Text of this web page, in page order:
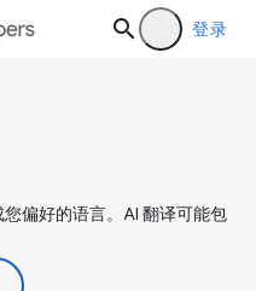
登录
偏好的语言。AI 翻译可能包